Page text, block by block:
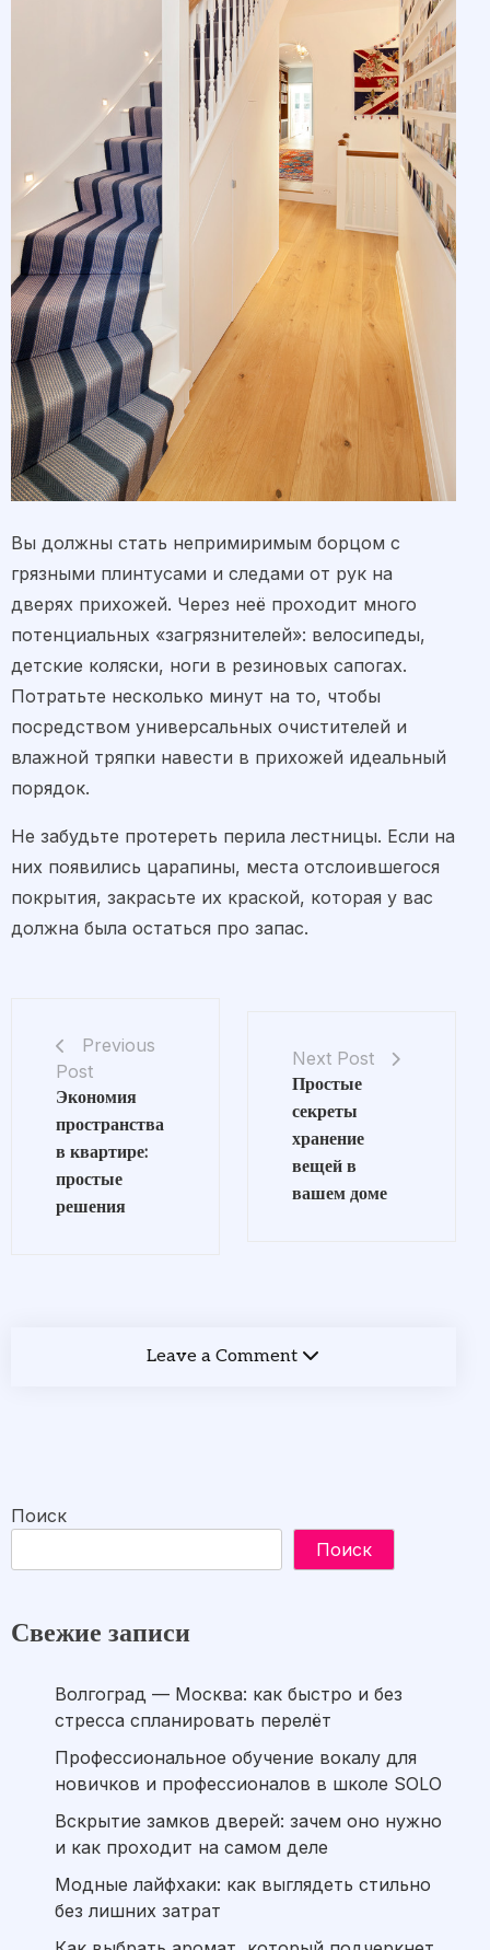
Вы должны стать непримиримым борцом с
грязными плинтусами и следами от рук на
дверях прихожей. Через неё проходит много
потенциальных «загрязнителей»: велосипеды,
детские коляски, ноги в резиновых сапогах.
Потратьте несколько минут на то, чтобы
посредством универсальных очистителей и
влажной тряпки навести в прихожей идеальный
порядок.
Не забудьте протереть перила лестницы. Если на
них появились царапины, места отслоившегося
покрытия, закрасьте их краской, которая у вас
должна была остаться про запас.
Previous
Post
Экономия
пространства
в квартире:
простые
решения
Next Post
Простые
секреты
хранение
вещей в
вашем доме
Leave a Comment
Поиск
Поиск
Свежие записи
Волгоград — Москва: как быстро и без
стресса спланировать перелёт
Профессиональное обучение вокалу для
новичков и профессионалов в школе SOLO
Вскрытие замков дверей: зачем оно нужно
и как проходит на самом деле
Модные лайфхаки: как выглядеть стильно
без лишних затрат